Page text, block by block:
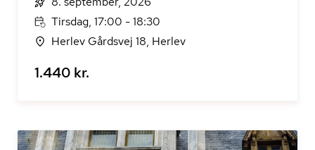
Tirsdag, 17:00 - 18:30
Herlev Gårdsvej 18, Herlev
1.440 kr.